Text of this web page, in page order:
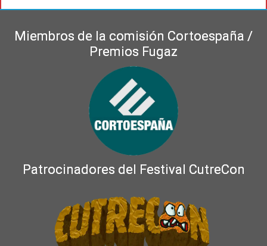
Miembros de la comisión Cortoespaña /
Premios Fugaz
Patrocinadores del Festival CutreCon